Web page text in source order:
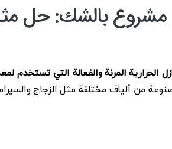
مشروع بالشك: حل
المرنة والفعالة التي تستخدم
من ألياف مختلفة مثل الزجاج